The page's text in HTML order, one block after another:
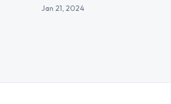
Jan 21, 2024